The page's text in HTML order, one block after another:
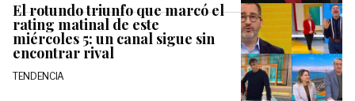
El rotundo triunfo que marcó el
rating matinal de este
miércoles 5: un canal sigue sin
encontrar rival
TENDENCIA